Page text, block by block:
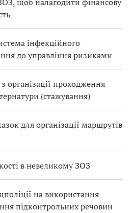
інфекційного
до управління ризиками
організації проходження
(стажування)
для організації маршрутів
в невеликому ЗОЗ
на використання
підконтрольних речовин